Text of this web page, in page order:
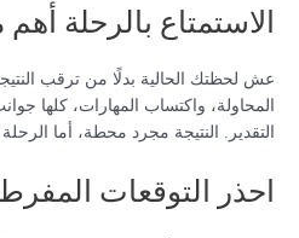
الاستمتاع بالرحلة
عش لحظتك الحالية بدلًا من ترقب
المحاولة، واكتساب المهارات، كلها
التقدير. النتيجة مجرد محطة، أما
احذر التوقعات